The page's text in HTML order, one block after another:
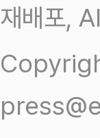
재배포,